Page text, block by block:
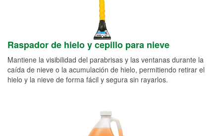
Raspador de hielo y cepillo para nieve
Mantiene la visibilidad del parabrisas y las ventanas durante la
caída de nieve o la acumulación de hielo, permitiendo retirar el
hielo y la nieve de forma fácil y segura sin rayarlos.